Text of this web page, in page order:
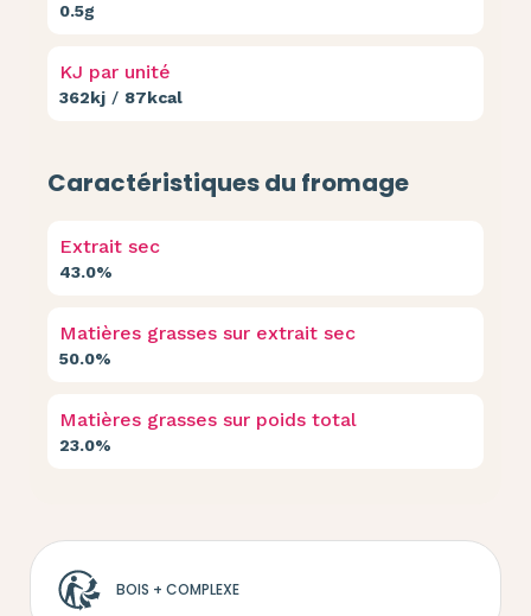
0.5g
KJ par unité
362kj / 87kcal
Caractéristiques du fromage
Extrait sec
43.0%
Matières grasses sur extrait sec
50.0%
Matières grasses sur poids total
23.0%
BOIS + COMPLEXE